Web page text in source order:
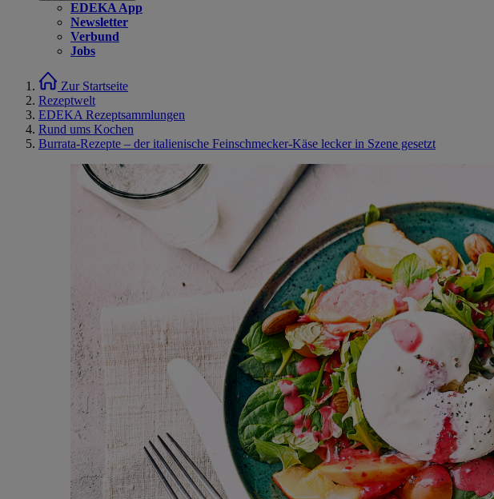
EDEKA App
Newsletter
Verbund
Jobs
Zur Startseite
Rezeptwelt
EDEKA Rezeptsammlungen
Rund ums Kochen
Burrata-Rezepte – der italienische Feinschmecker-Käse lecker in Szene gesetzt